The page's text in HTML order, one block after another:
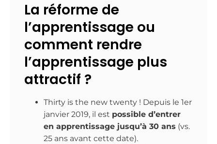
La réforme de
l’apprentissage ou
comment rendre
l’apprentissage plus
attractif ?
Thirty is the new twenty ! Depuis le 1er
janvier 2019, il est possible d’entrer
en apprentissage jusqu’à 30 ans (vs.
25 ans avant cette date).